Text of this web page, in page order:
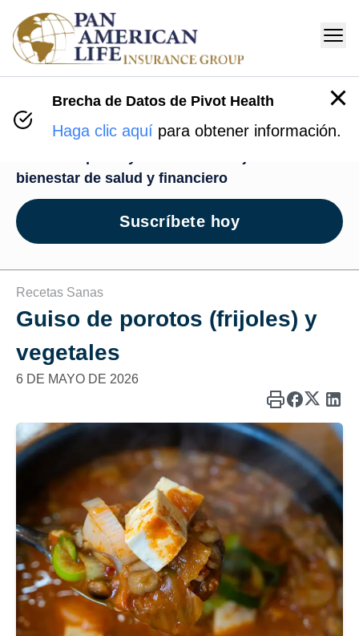
Centro de Bienestar
bienestar de salud y financiero
Suscríbete hoy
Recetas Sanas
Guiso de porotos (frijoles) y
vegetales
6 DE MAYO DE 2026
Brecha de Datos de Pivot Health
Haga clic aquí para obtener información.